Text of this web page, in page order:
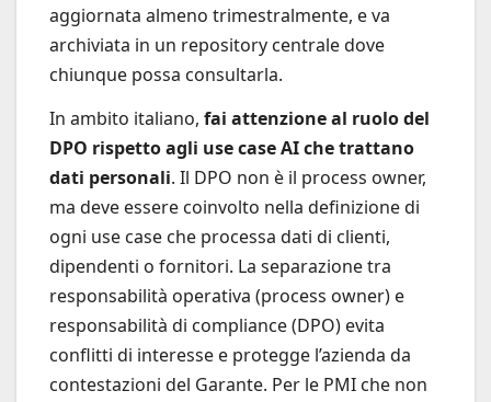
aggiornata almeno trimestralmente, e va
archiviata in un repository centrale dove
chiunque possa consultarla.
In ambito italiano, fai attenzione al ruolo del
DPO rispetto agli use case AI che trattano
dati personali. Il DPO non è il process owner,
ma deve essere coinvolto nella definizione di
ogni use case che processa dati di clienti,
dipendenti o fornitori. La separazione tra
responsabilità operativa (process owner) e
responsabilità di compliance (DPO) evita
conflitti di interesse e protegge l’azienda da
contestazioni del Garante. Per le PMI che non